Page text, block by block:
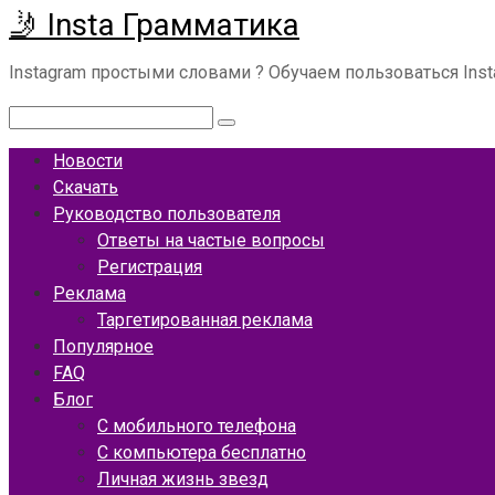
Перейти
к
контенту
🤳 Insta Грамматика
Instagram простыми словами ? Обучаем пользоваться
Новости
Скачать
Руководство пользователя
Ответы на частые вопросы
Регистрация
Реклама
Таргетированная реклама
Популярное
FAQ
Блог
С мобильного телефона
С компьютера бесплатно
Личная жизнь звезд